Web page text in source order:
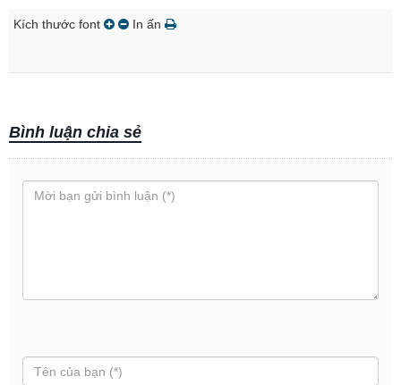
Kích thước font In ấn
Bình luận chia sẻ